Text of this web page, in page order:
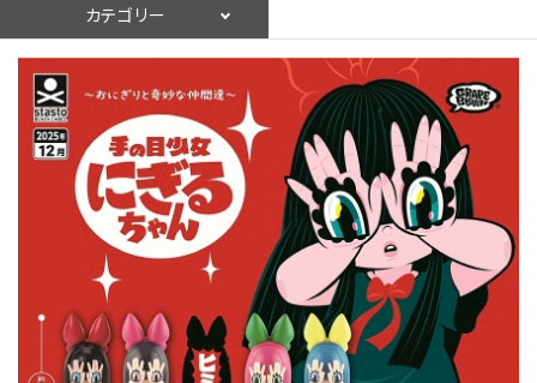
カテゴリー
会員登録
入荷スケジュールをチェック
カプセルトイマシン本体
カプセルトイ
販促用空カプセル